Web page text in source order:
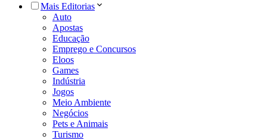
Mais Editorias
Auto
Apostas
Educação
Emprego e Concursos
Eloos
Games
Indústria
Jogos
Meio Ambiente
Negócios
Pets e Animais
Turismo